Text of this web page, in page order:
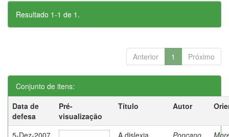
Resultado 1-1 de 1.
Anterior 1 Próximo
Conjunto de itens:
Data de
defesa
Pré-
visualização
Título Autor
5-Dez-2007 A dislexia Ponçano,